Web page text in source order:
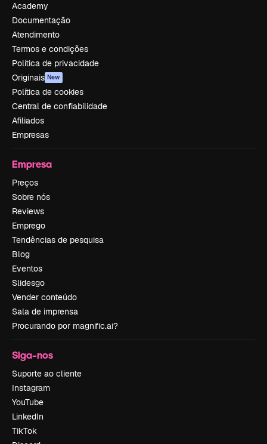
Academy
Documentação
Atendimento
Termos e condições
Política de privacidade
Originais New
Política de cookies
Central de confiabilidade
Afiliados
Empresas
Empresa
Preços
Sobre nós
Reviews
Emprego
Tendências de pesquisa
Blog
Eventos
Slidesgo
Vender conteúdo
Sala de imprensa
Procurando por magnific.ai?
Siga-nos
Suporte ao cliente
Instagram
YouTube
LinkedIn
TikTok